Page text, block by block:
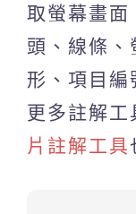
取螢幕畫面
頭、線條、
形、項目編
更多註解工
片註解工具